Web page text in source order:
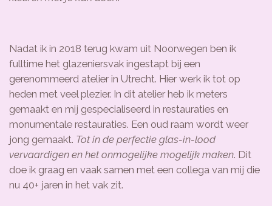
Nadat ik in 2018 terug kwam uit Noorwegen ben ik
fulltime het glazeniersvak ingestapt bij een
gerenommeerd atelier in Utrecht. Hier werk ik tot op
heden met veel plezier. In dit atelier heb ik meters
gemaakt en mij gespecialiseerd in restauraties en
monumentale restauraties. Een oud raam wordt weer
jong gemaakt. Tot in de perfectie glas-in-lood
vervaardigen en het onmogelijke mogelijk maken. Dit
doe ik graag en vaak samen met een collega van mij die
nu 40+ jaren in het vak zit.